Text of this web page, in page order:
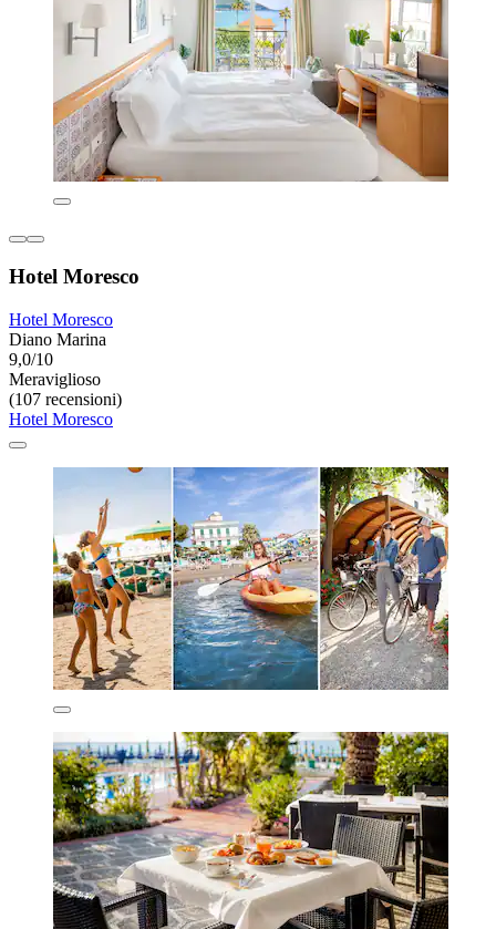
Hotel Moresco
Hotel Moresco
Diano Marina
9,0/10
Meraviglioso
(107 recensioni)
Hotel Moresco